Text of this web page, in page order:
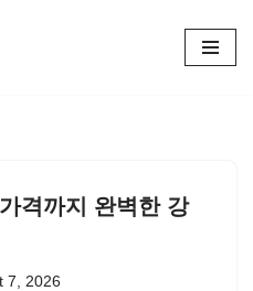
격까지 완벽한 강
7, 2026